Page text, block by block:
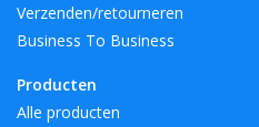
Verzenden/retourneren
Business To Business
Producten
Alle producten